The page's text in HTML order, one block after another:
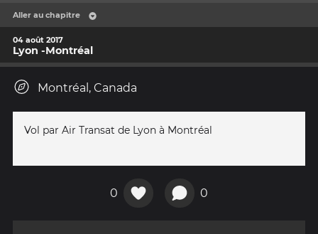
Aller au chapitre
04 août 2017
Lyon -Montréal
Montréal, Canada
Vol par Air Transat de Lyon à Montréal
0 0